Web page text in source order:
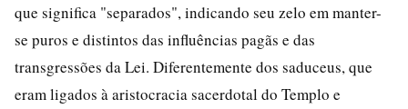
que significa "separados", indicando seu zelo em manter-
se puros e distintos das influências pagãs e das
transgressões da Lei. Diferentemente dos saduceus, que
eram ligados à aristocracia sacerdotal do Templo e